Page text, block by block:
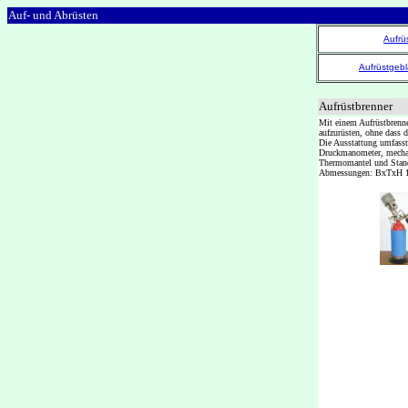
Auf- und Abrüsten
Aufrüstbrenner
Mit einem
aufzurüsten, ohne dass
Die Ausstattung
Druckmanometer,
Thermomantel und
Abmessungen: